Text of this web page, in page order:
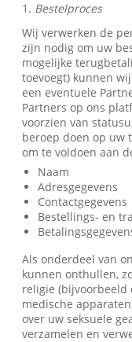
1. Bestelproces
Wij verwerken de
zijn nodig om uw
mogelijke
toevoegt) kunnen
een eventuele
Partners op ons
voorzien van
beroep doen op uw
om te voldoen aan
Naam
Adresgegevens
Contactgegevens
Bestellings- en
Als onderdeel van
kunnen onthullen,
religie (bijvoorbeeld
medische
over uw seksuele
verzamelen en